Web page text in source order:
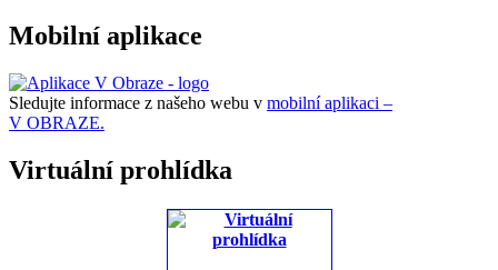
Mobilní aplikace
Sledujte informace z našeho webu v mobilní aplikaci –
V OBRAZE.
Virtuální prohlídka